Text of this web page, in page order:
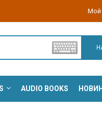
Мой
AUDIO BOOKS